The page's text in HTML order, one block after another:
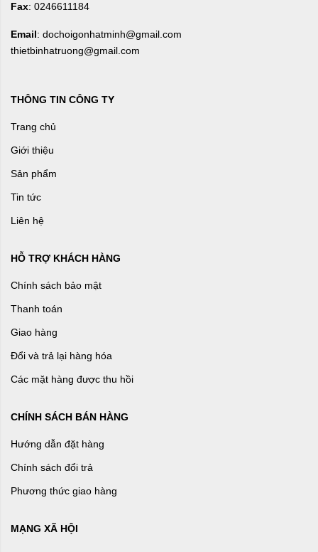
Fax: 0246611184
Email: dochoigonhatminh@gmail.com
thietbinhatruong@gmail.com
THÔNG TIN CÔNG TY
Trang chủ
Giới thiệu
Sản phẩm
Tin tức
Liên hệ
HỖ TRỢ KHÁCH HÀNG
Chính sách bảo mật
Thanh toán
Giao hàng
Đổi và trả lại hàng hóa
Các mặt hàng được thu hồi
CHÍNH SÁCH BÁN HÀNG
Hướng dẫn đặt hàng
Chính sách đổi trả
Phương thức giao hàng
MẠNG XÃ HỘI